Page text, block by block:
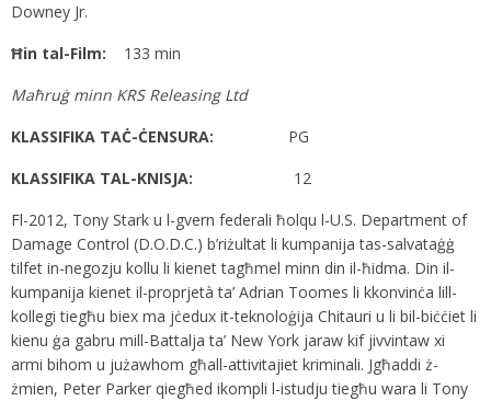
Downey Jr.
Ħin tal-Film:
133 min
Maħruġ minn KRS Releasing Ltd
KLASSIFIKA TAĊ-ĊENSURA:
PG
KLASSIFIKA TAL-KNISJA:
12
Fl-2012, Tony Stark u l-gvern federali ħolqu l-U.S. Department of
Damage Control (D.O.D.C.) b’riżultat li kumpanija tas-salvataġġ
tilfet in-negozju kollu li kienet tagħmel minn din il-ħidma. Din il-
kumpanija kienet il-proprjetà ta’ Adrian Toomes li kkonvinċa lill-
kollegi tiegħu biex ma jċedux it-teknoloġija Chitauri u li bil-biċċiet li
kienu ġa gabru mill-Battalja ta’ New York jaraw kif jivvintaw xi
armi bihom u jużawhom għall-attivitajiet kriminali. Jgħaddi ż-
żmien, Peter Parker qiegħed ikompli l-istudju tiegħu wara li Tony